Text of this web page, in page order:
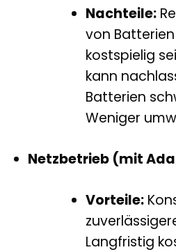
Nachteile:
von
kostspielig
kann
Batterien
Weniger
Netzbetrieb (mit
Vorteile:
Langfristig